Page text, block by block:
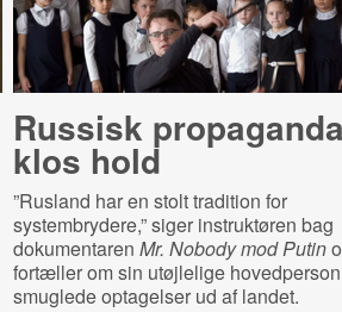
Russisk
klos hold
”Rusland har en stolt tradition for
systembrydere,” siger instruktøren bag
dokumentaren Mr. Nobody mod Putin
fortæller om sin utøjlelige
smuglede optagelser ud af landet.